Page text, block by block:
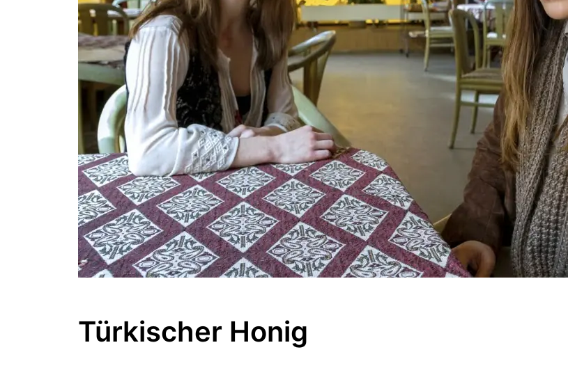
Türkischer Honig